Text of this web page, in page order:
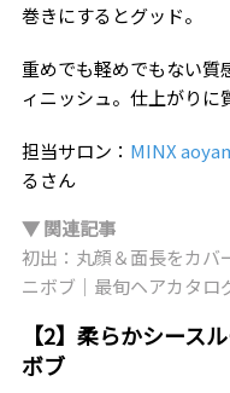
巻きにするとグッド。
重めでも軽めでもない質
ィニッシュ。仕上がりに
担当サロン： MINX
るさん
▼ 関連記事
初出：丸顔＆面長をカバ
ニボブ｜最旬ヘアカタロ
【2】柔らかシース
ボブ